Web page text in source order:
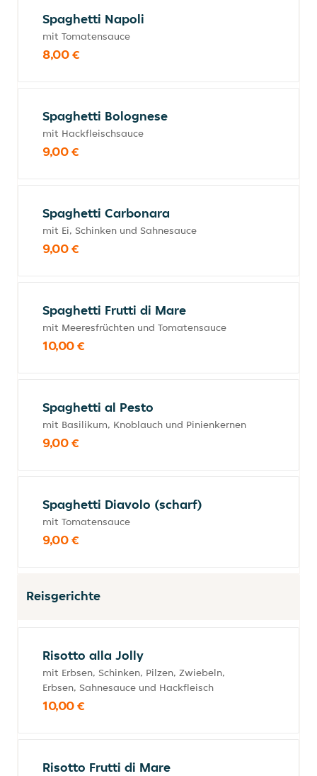
Spaghetti Napoli
mit Tomatensauce
8,00 €
Spaghetti Bolognese
mit Hackfleischsauce
9,00 €
Spaghetti Carbonara
mit Ei, Schinken und Sahnesauce
9,00 €
Spaghetti Frutti di Mare
mit Meeresfrüchten und Tomatensauce
10,00 €
Spaghetti al Pesto
mit Basilikum, Knoblauch und Pinienkernen
9,00 €
Spaghetti Diavolo (scharf)
mit Tomatensauce
9,00 €
Reisgerichte
Risotto alla Jolly
mit Erbsen, Schinken, Pilzen, Zwiebeln,
Erbsen, Sahnesauce und Hackfleisch
10,00 €
Risotto Frutti di Mare